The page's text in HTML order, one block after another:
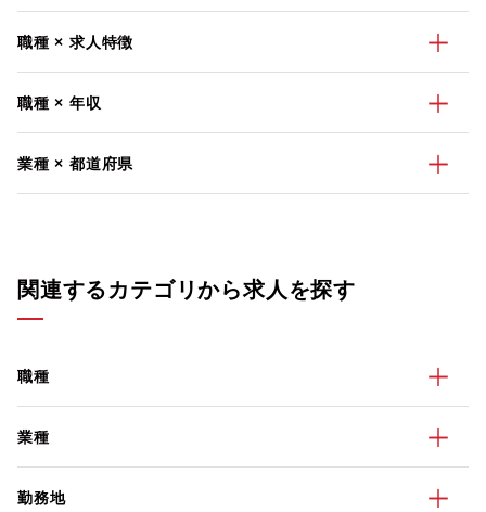
職種 × 求人特徴
職種 × 年収
業種 × 都道府県
関連するカテゴリから求人を探す
職種
業種
勤務地